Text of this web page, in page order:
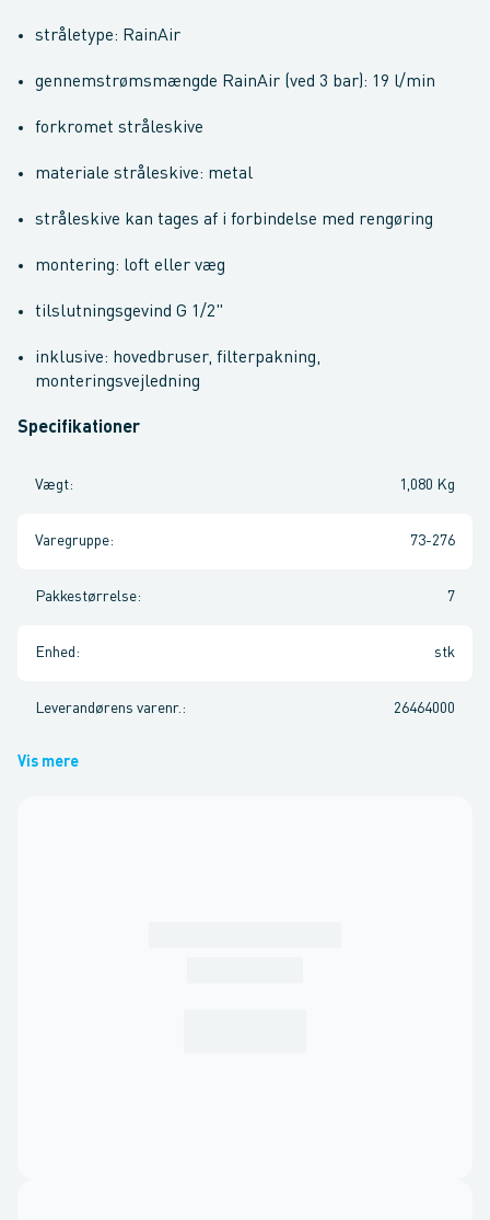
stråletype: RainAir
gennemstrømsmængde RainAir (ved 3 bar): 19 l/min
forkromet stråleskive
materiale stråleskive: metal
stråleskive kan tages af i forbindelse med rengøring
montering: loft eller væg
tilslutningsgevind G 1/2"
inklusive: hovedbruser, filterpakning,
monteringsvejledning
Specifikationer
Vægt: 1,080 Kg
Varegruppe: 73-276
Pakkestørrelse: 7
Enhed : stk
Leverandørens varenr. : 26464000
Vis mere